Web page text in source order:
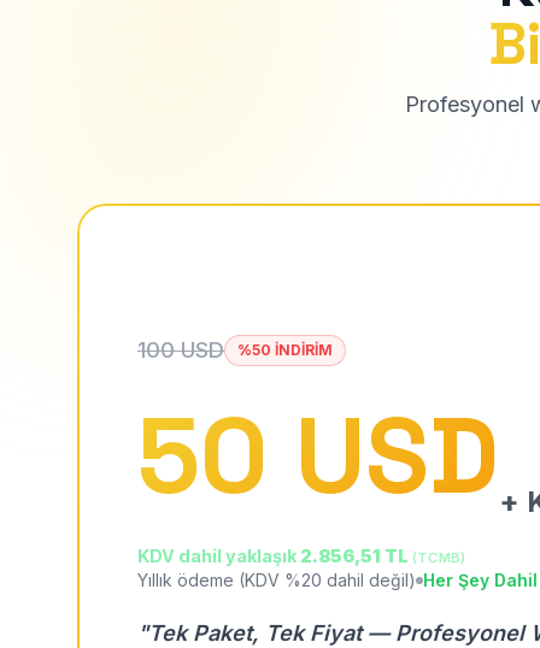
Profesyonel
100 USD %50 İNDİRİM
50 USD +
KDV dahil yaklaşık 2.856,51 TL (TCMB)
Yıllık ödeme (KDV %20 dahil değil) Her Şey Dahil
"Tek Paket, Tek Fiyat — Profesyonel